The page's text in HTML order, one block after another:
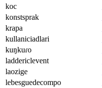
koc
konstsprak
krapa
kullaniciadlari
kuŋkuɾo
laddericlevent
laozige
lebesguedecompo